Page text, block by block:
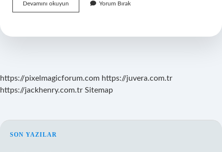
Devamını okuyun
Allaha
Yorum Bırak
https://pixelmagicforum.com https://juvera.com.tr
https://jackhenry.com.tr Sitemap
SIDEBAR
SON YAZILAR